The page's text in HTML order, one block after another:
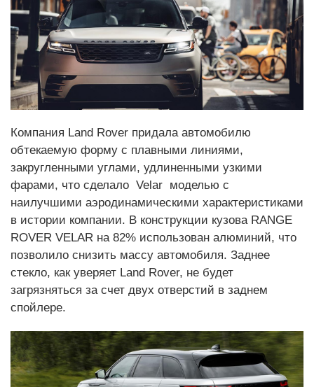
Компания Land Rover придала автомобилю
обтекаемую форму с плавными линиями,
закругленными углами, удлиненными узкими
фарами, что сделало Velar моделью с
наилучшими аэродинамическими характеристиками
в истории компании. В конструкции кузова RANGE
ROVER VELAR на 82% использован алюминий, что
позволило снизить массу автомобиля. Заднее
стекло, как уверяет Land Rover, не будет
загрязняться за счет двух отверстий в заднем
спойлере.